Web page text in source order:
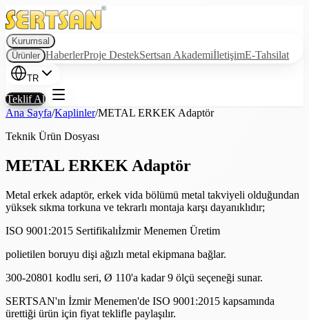
Kurumsal
Ürünler HaberlerProje DestekSertsan AkademiİletişimE-Tahsilat
TR
Teklif Al
Ana Sayfa/Kaplinler/METAL ERKEK Adaptör
Teknik Ürün Dosyası
METAL ERKEK Adaptör
Metal erkek adaptör, erkek vida bölümü metal takviyeli olduğundan
yüksek sıkma torkuna ve tekrarlı montaja karşı dayanıklıdır;
ISO 9001:2015 Sertifikalıİzmir Menemen Üretim
polietilen boruyu dişi ağızlı metal ekipmana bağlar.
300-20801 kodlu seri, Ø 110'a kadar 9 ölçü seçeneği sunar.
SERTSAN'ın İzmir Menemen'de ISO 9001:2015 kapsamında
ürettiği ürün için fiyat teklifle paylaşılır.